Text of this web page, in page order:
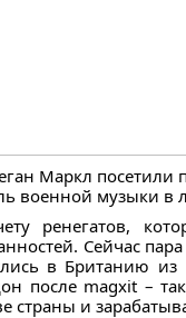
Маркл
военной музыки в
ренегатов,
Сейчас
в Британию
после magxit –
страны и